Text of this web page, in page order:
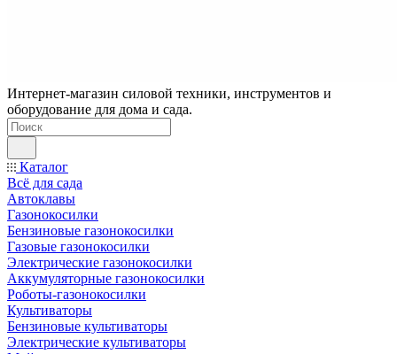
Интернет-магазин силовой техники, инструментов и
оборудование для дома и сада.
Каталог
Всё для сада
Автоклавы
Газонокосилки
Бензиновые газонокосилки
Газовые газонокосилки
Электрические газонокосилки
Аккумуляторные газонокосилки
Роботы-газонокосилки
Культиваторы
Бензиновые культиваторы
Электрические культиваторы